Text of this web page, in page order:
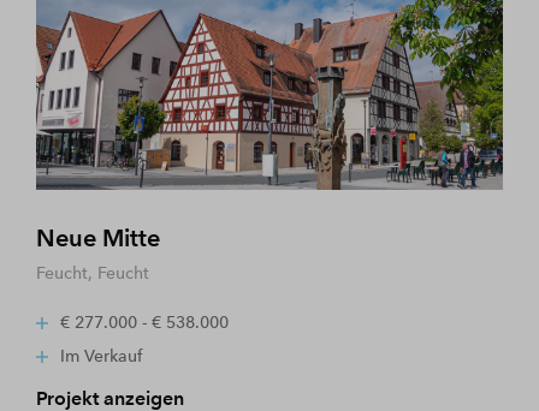
Neue Mitte
Feucht, Feucht
€ 277.000 - € 538.000
Im Verkauf
Projekt anzeigen